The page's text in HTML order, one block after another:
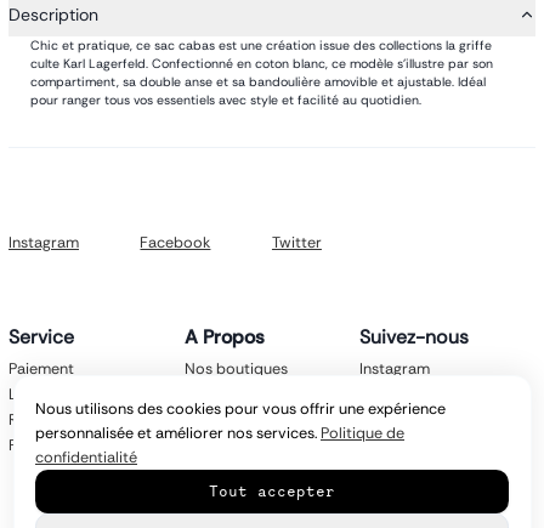
Description
Chic et pratique, ce sac cabas est une création issue des collections la griffe
culte Karl Lagerfeld. Confectionné en coton blanc, ce modèle s'illustre par son
compartiment, sa double anse et sa bandoulière amovible et ajustable. Idéal
pour ranger tous vos essentiels avec style et facilité au quotidien.
Instagram Facebook Twitter
Service
Paiement
Livraison
Retours
FAQ
A Propos
Nos boutiques
Mentions légales
CGV
Politique de
confidentialité
Suivez-nous
Instagram
Twitter
Nous utilisons des cookies pour vous offrir une expérience
personnalisée et améliorer nos services. Politique de
confidentialité
Tout accepter